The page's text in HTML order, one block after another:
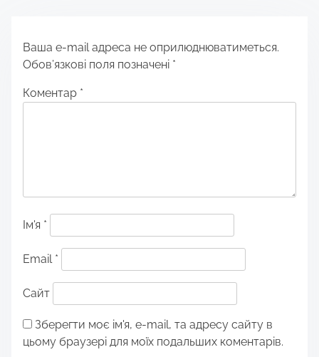
Ваша e-mail адреса не оприлюднюватиметься.
Обов’язкові поля позначені *
Коментар *
Ім'я *
Email *
Сайт
Зберегти моє ім'я, e-mail, та адресу сайту в
цьому браузері для моїх подальших коментарів.